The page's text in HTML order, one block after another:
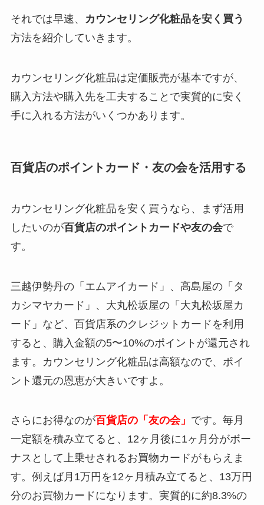
それでは早速、
カウンセリング化粧品を安く買う
方法を紹介していきます。
カウンセリング化粧品は定価販売が基本ですが、
購入方法や購入先を工夫することで実質的に安く
手に入れる方法がいくつかあります。
百貨店のポイントカード・友の会を活用する
カウンセリング化粧品を安く買うなら、まず活用
したいのが百貨店のポイントカードや友の会で
す。
三越伊勢丹の「エムアイカード」、高島屋の「タ
カシマヤカード」、大丸松坂屋の「大丸松坂屋カ
ード」など、百貨店系のクレジットカードを利用
すると、購入金額の5〜10%のポイントが還元され
ます。カウンセリング化粧品は高額なので、ポイ
ント還元の恩恵が大きいですよ。
さらにお得なのが百貨店の「友の会」 です。毎月
一定額を積み立てると、12ヶ月後に1ヶ月分がボー
ナスとして上乗せされるお買物カードがもらえま
す。例えば月1万円を12ヶ月積み立てると、13万円
分のお買物カードになります。実質的に約8.3%の